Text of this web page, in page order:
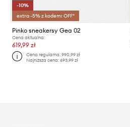
-10%
extra -5% z kodem: OFF*
Pinko sneakersy Gea 02
Cena aktualna:
619,99 zł
Cena regularna:990,99 zł
Najniższa cena:693,99 zł